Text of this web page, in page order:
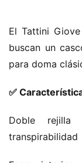
El Tattini
buscan un
para doma
✅
Doble rejilla
transpirabilidad